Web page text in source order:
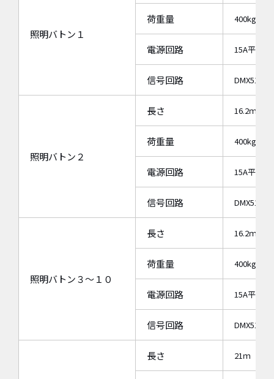
照明バトン１
荷重量 400kg
電源回路 15A平行
信号回路
照明バトン２
長さ 16.2ｍ
荷重量 400kg
電源回路 15A平行
信号回路
照明バトン３～１０
長さ 16.2ｍ
荷重量 400kg
電源回路 15A平行
信号回路
長さ 21ｍ